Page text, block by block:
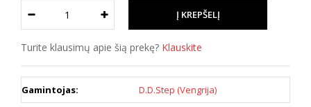
Turite klausimų apie šią prekę? Klauskite
Gamintojas: D.D.Step (Vengrija)